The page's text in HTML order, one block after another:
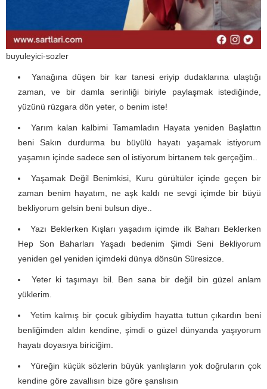
buyuleyici-sozler
Yanağına düşen bir kar tanesi eriyip dudaklarına ulaştığı
zaman, ve bir damla serinliği biriyle paylaşmak istediğinde,
yüzünü rüzgara dön yeter, o benim iste!
Yarım kalan kalbimi Tamamladın Hayata yeniden Başlattın
beni Sakın durdurma bu büyülü hayatı yaşamak istiyorum
yaşamın içinde sadece sen ol istiyorum birtanem tek gerçeğim..
Yaşamak Değil Benimkisi, Kuru gürültüler içinde geçen bir
zaman benim hayatım, ne aşk kaldı ne sevgi içimde bir büyü
bekliyorum gelsin beni bulsun diye..
Yazı Beklerken Kışları yaşadım içimde ilk Baharı Beklerken
Hep Son Baharları Yaşadı bedenim Şimdi Seni Bekliyorum
yeniden gel yeniden içimdeki dünya dönsün Süresizce.
Yeter ki taşımayı bil. Ben sana bir değil bin güzel anlam
yüklerim.
Yetim kalmış bir çocuk gibiydim hayatta tuttun çıkardın beni
benliğimden aldın kendine, şimdi o güzel dünyanda yaşıyorum
hayatı doyasıya biriciğim.
Yüreğin küçük sözlerin büyük yanlışların yok doğruların çok
kendine göre zavallısın bize göre şanslısın